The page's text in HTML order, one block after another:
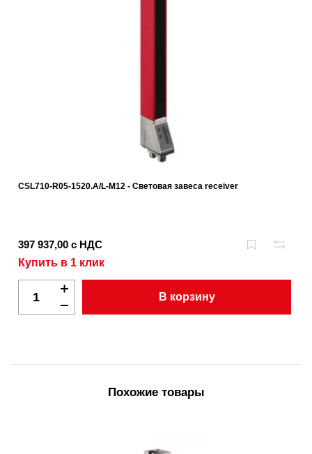
CSL710-R05-1520.A/L-M12 - Световая завеса receiver
397 937,00 с НДС
Купить в 1 клик
В корзину
Похожие товары